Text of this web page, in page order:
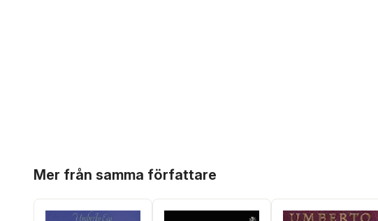
Mer från samma författare